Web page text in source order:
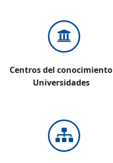
Centros del conocimiento
Universidades